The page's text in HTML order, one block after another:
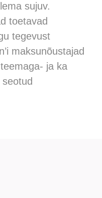
sujuv.
toetavad
tegevust
maksunõustajad
ja ka